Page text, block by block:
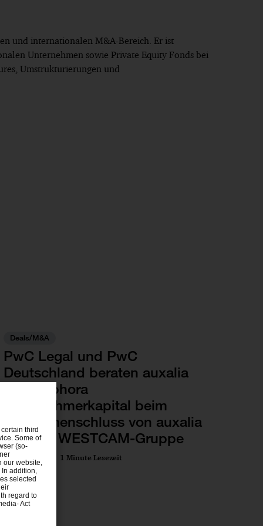
und internationalen M&A-Bereich. Er ist
Unternehmen sowie Private Equity Fonds bei
Umstrukturierungen und
Deals/M&A
PwC Legal und PwC
Deutschland beraten auxalia
und Sophora
Unternehmerkapital beim
Zusammenschluss von auxalia
und der WESTCAM-Gruppe
23 Jan 2025 1 Minute Lesezeit
third
Some of
(so-
website,
addition,
selected
regard to
Act